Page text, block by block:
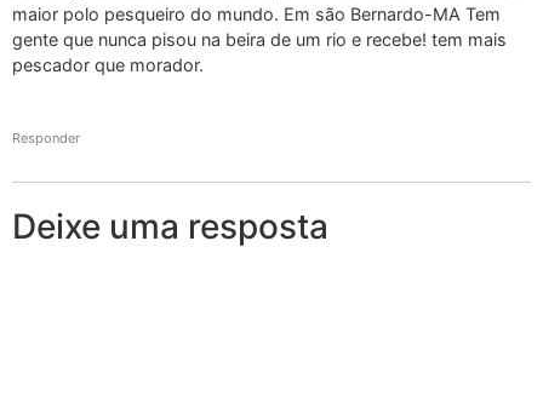
maior polo pesqueiro do mundo. Em são Bernardo-MA Tem
gente que nunca pisou na beira de um rio e recebe! tem mais
pescador que morador.
Responder
Deixe uma resposta